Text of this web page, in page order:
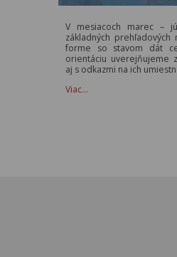
V mesiacoch marec –
základných
forme so stavom dát
orientáciu uverejňujeme
aj s odkazmi na ich
Viac…